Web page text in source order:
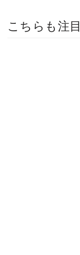
こちらも注目